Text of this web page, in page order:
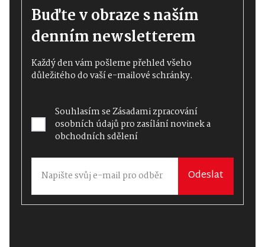
Buďte v obraze s naším
denním newsletterem
Každý den vám pošleme přehled všeho
důležitého do vaší e-mailové schránky.
Souhlasím seZásadami zpracování
osobních údajůpro zasílání novinek a
obchodních sdělení
Odeslat